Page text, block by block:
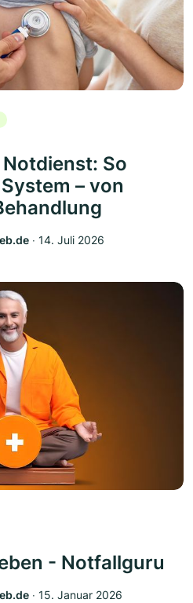
So
– von
‧ 14. Juli 2026
- Notfallguru
‧ 15. Januar 2026